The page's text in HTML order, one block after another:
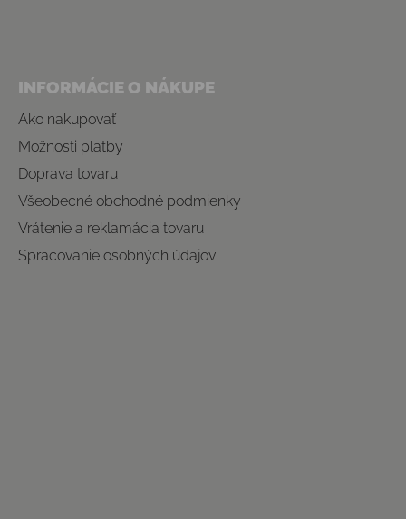
INFORMÁCIE O NÁKUPE
Ako nakupovať
Možnosti platby
Doprava tovaru
Všeobecné obchodné podmienky
Vrátenie a reklamácia tovaru
Spracovanie osobných údajov